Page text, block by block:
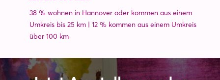
38 % wohnen in Hannover oder kommen aus einem
Umkreis bis 25 km | 12 % kommen aus einem Umkreis
über 100 km